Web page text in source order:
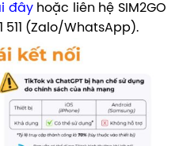
đây hoặc liên hệ SIM2GO
(Zalo/WhatsApp).